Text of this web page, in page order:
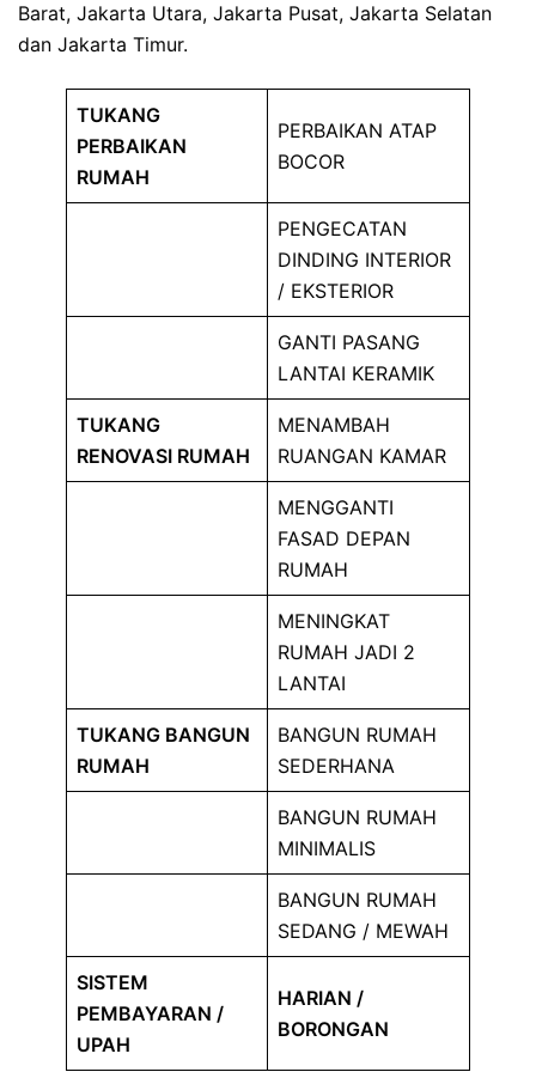
Barat, Jakarta Utara, Jakarta Pusat, Jakarta Selatan
dan Jakarta Timur.
TUKANG
PERBAIKAN
RUMAH
PERBAIKAN ATAP
BOCOR
PENGECATAN
DINDING INTERIOR
/ EKSTERIOR
GANTI PASANG
LANTAI KERAMIK
TUKANG
RENOVASI RUMAH
MENAMBAH
RUANGAN KAMAR
MENGGANTI
FASAD DEPAN
RUMAH
MENINGKAT
RUMAH JADI 2
LANTAI
TUKANG BANGUN
RUMAH
BANGUN RUMAH
SEDERHANA
BANGUN RUMAH
MINIMALIS
BANGUN RUMAH
SEDANG / MEWAH
SISTEM
PEMBAYARAN /
UPAH
HARIAN /
BORONGAN